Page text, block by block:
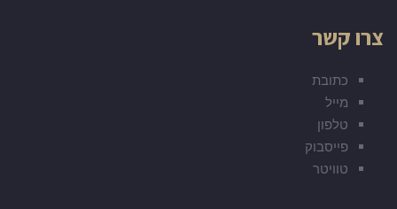
צרו קשר
כתובת
מייל
טלפון
פייסבוק
טוויטר